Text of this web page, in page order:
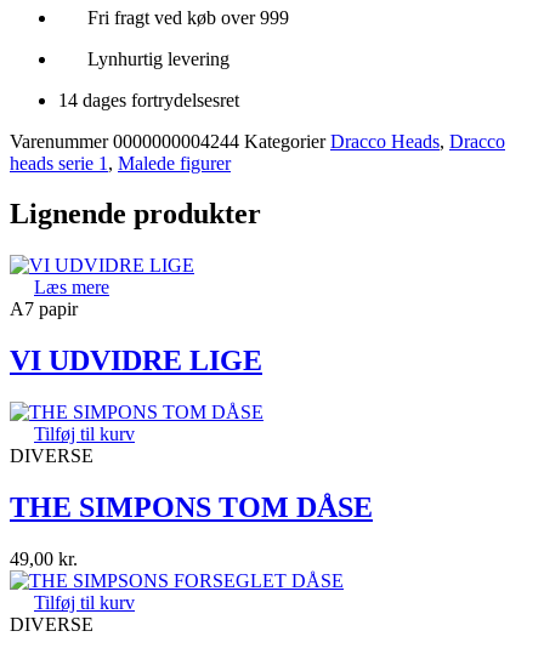
turkis
Fri fragt ved køb over 999
Lynhurtig levering
14 dages fortrydelsesret
Varenummer0000000004244 Kategorier Dracco Heads, Dracco
heads serie 1 , Malede figurer
Lignende produkter
Læs mere
A7 papir
VI UDVIDRE LIGE
Tilføj til kurv
DIVERSE
THE SIMPONS TOM DÅSE
49,00 kr.
Tilføj til kurv
DIVERSE